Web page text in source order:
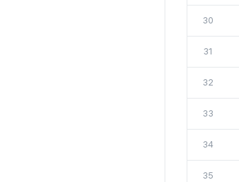
30
31
32
33
34
35